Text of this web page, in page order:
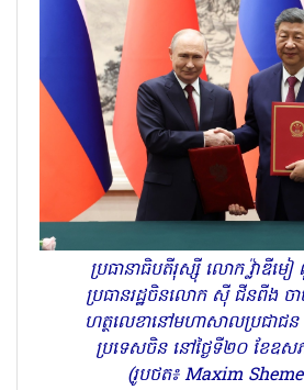
ប្រធានាធិបតីរុស្ស៊ី លោក វ្ល៉ាឌីមៀ
ប្រធានរដ្ឋចិនលោក ស៊ី ជីនពីង ចាប់
ហត្ថលេខានៅមហាសាលប្រជាជន
ប្រទេសចិន នៅថ្ងៃទី២០ ខែឧស
(រូបថត៖ Maxim